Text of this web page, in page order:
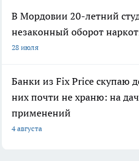
В Мордовии 20-летний
незаконный оборот
28 июля
Банки из Fix Price скупаю
них почти не храню: на
применений
4 августа